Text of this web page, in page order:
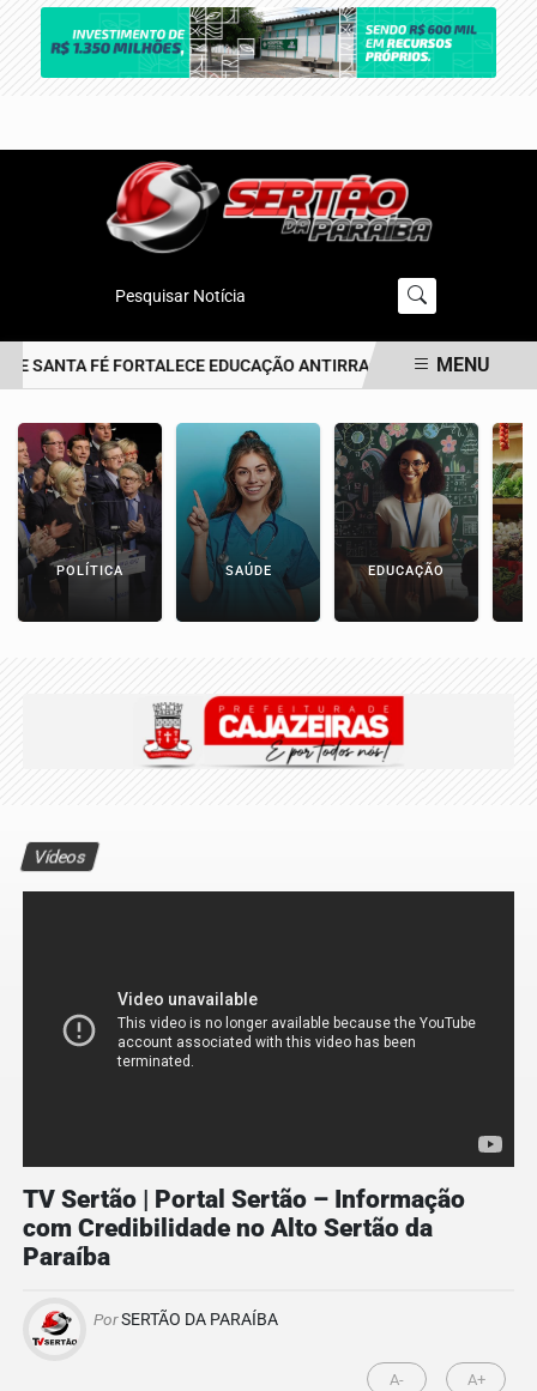
Pesquisar Notícia
SANTA FÉ FORTALECE EDUCAÇÃO ANTIRRACISTA DESDE A
MENU
POLÍTICA SAÚDE EDUCAÇÃO
Vídeos
TV Sertão | Portal Sertão – Informação
com Credibilidade no Alto Sertão da
Paraíba
PorSERTÃO DA PARAÍBA
A- A+